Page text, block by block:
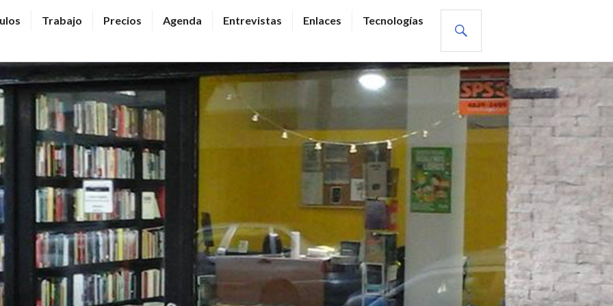
Trabajo Precios Agenda Entrevistas Enlaces
Tecnologías